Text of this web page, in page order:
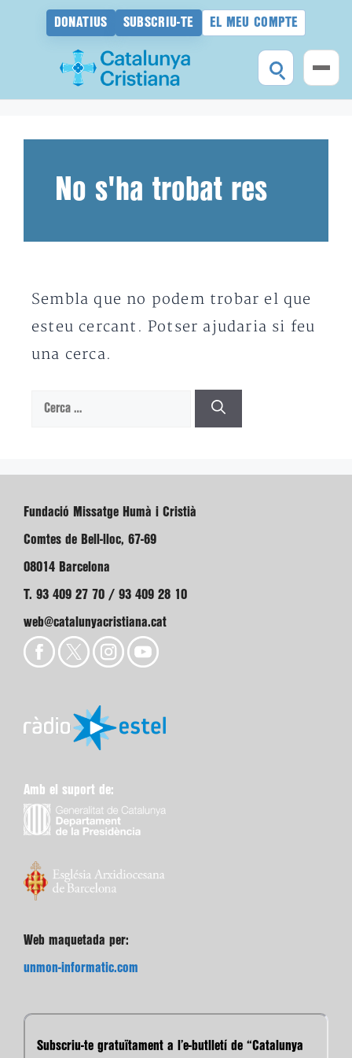
DONATIUS SUBSCRIU-TE EL MEU COMPTE
No s'ha trobat res
Sembla que no podem trobar el que
esteu cercant. Potser ajudaria si feu
una cerca.
Cerca:
Fundació Missatge Humà i Cristià
Comtes de Bell-lloc, 67-69
08014 Barcelona
T. 93 409 27 70 / 93 409 28 10
web@catalunyacristiana.cat
Amb el suport de:
Web maquetada per:
unmon-informatic.com
Subscriu-te gratuïtament a l’e-butlletí de “Catalunya